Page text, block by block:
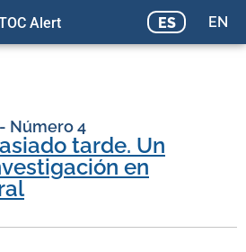
ES EN
Alert
Número 4
tarde. Un
en